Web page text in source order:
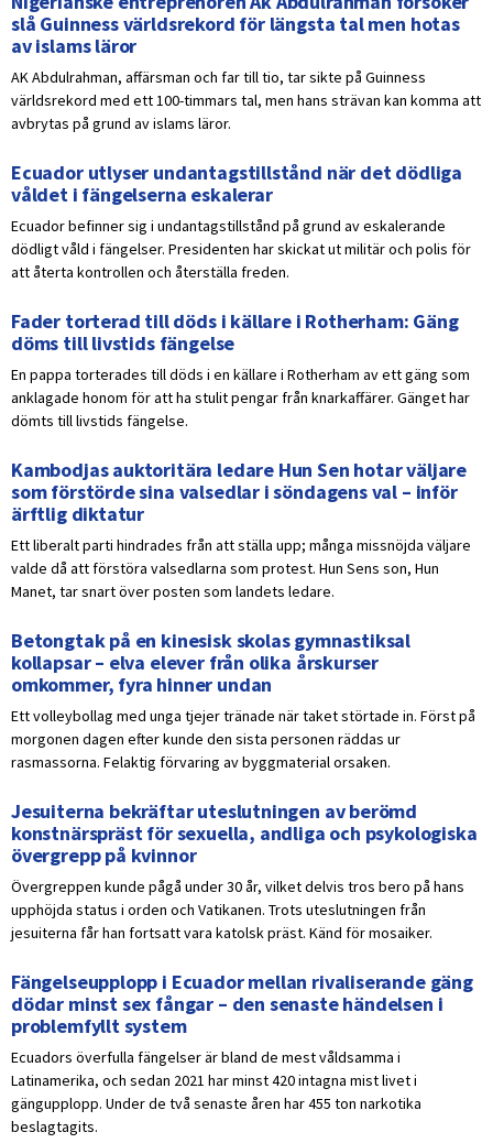
slå Guinness världsrekord för längsta tal men hotas
av islams läror
AK Abdulrahman, affärsman och far till tio, tar sikte på Guinness
världsrekord med ett 100-timmars tal, men hans strävan kan komma att
avbrytas på grund av islams läror.
Ecuador utlyser undantagstillstånd när det dödliga
våldet i fängelserna eskalerar
Ecuador befinner sig i undantagstillstånd på grund av eskalerande
dödligt våld i fängelser. Presidenten har skickat ut militär och polis för
att återta kontrollen och återställa freden.
Fader torterad till döds i källare i Rotherham: Gäng
döms till livstids fängelse
En pappa torterades till döds i en källare i Rotherham av ett gäng som
anklagade honom för att ha stulit pengar från knarkaffärer. Gänget har
dömts till livstids fängelse.
Kambodjas auktoritära ledare Hun Sen hotar väljare
som förstörde sina valsedlar i söndagens val – inför
ärftlig diktatur
Ett liberalt parti hindrades från att ställa upp; många missnöjda väljare
valde då att förstöra valsedlarna som protest. Hun Sens son, Hun
Manet, tar snart över posten som landets ledare.
Betongtak på en kinesisk skolas gymnastiksal
kollapsar – elva elever från olika årskurser
omkommer, fyra hinner undan
Ett volleybollag med unga tjejer tränade när taket störtade in. Först på
morgonen dagen efter kunde den sista personen räddas ur
rasmassorna. Felaktig förvaring av byggmaterial orsaken.
Jesuiterna bekräftar uteslutningen av berömd
konstnärspräst för sexuella, andliga och psykologiska
övergrepp på kvinnor
Övergreppen kunde pågå under 30 år, vilket delvis tros bero på hans
upphöjda status i orden och Vatikanen. Trots uteslutningen från
jesuiterna får han fortsatt vara katolsk präst. Känd för mosaiker.
Fängelseupplopp i Ecuador mellan rivaliserande gäng
dödar minst sex fångar – den senaste händelsen i
problemfyllt system
Ecuadors överfulla fängelser är bland de mest våldsamma i
Latinamerika, och sedan 2021 har minst 420 intagna mist livet i
gängupplopp. Under de två senaste åren har 455 ton narkotika
beslagtagits.